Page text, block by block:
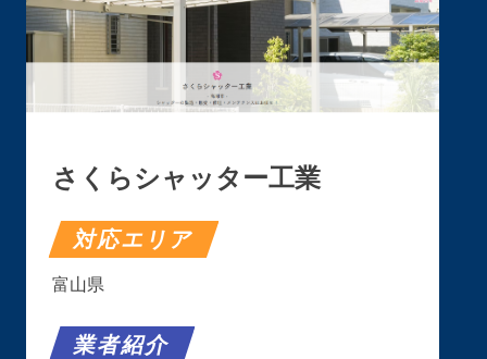
さくらシャッター工業
対応エリア
富山県
業者紹介